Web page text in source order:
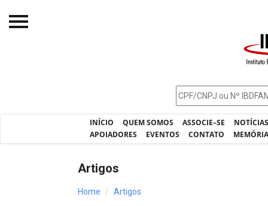
INÍCIO QUEM SOMOS ASSOCIE–SE
APOIADORES
EVENTOS CONTATO
Artigos
Home Artigos